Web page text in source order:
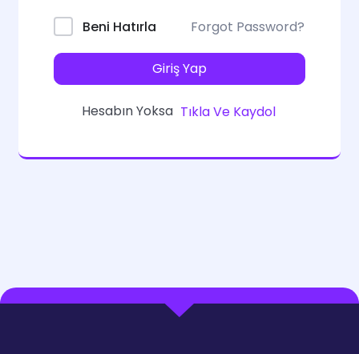
Beni Hatırla Forgot Password?
Giriş Yap
Hesabın Yoksa Tıkla Ve Kaydol